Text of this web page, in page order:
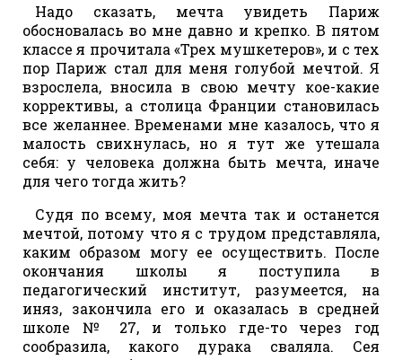
Надо сказать, мечта увидеть Париж
обосновалась во мне давно и крепко. В пятом
классе я прочитала «Трех мушкетеров», и с тех
пор Париж стал для меня голубой мечтой. Я
взрослела, вносила в свою мечту кое-какие
коррективы, а столица Франции становилась
все желаннее. Временами мне казалось, что я
малость свихнулась, но я тут же утешала
себя: у человека должна быть мечта, иначе
для чего тогда жить?
Судя по всему, моя мечта так и останется
мечтой, потому что я с трудом представляла,
каким образом могу ее осуществить. После
окончания школы я поступила в
педагогический институт, разумеется, на
иняз, закончила его и оказалась в средней
школе № 27, и только где-то через год
сообразила, какого дурака сваляла. Сея